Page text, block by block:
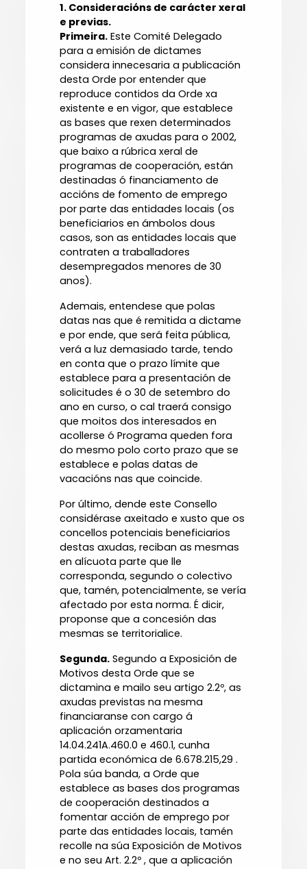
1. Consideracións de carácter xeral
e previas.
Primeira. Este Comité Delegado
para a emisión de dictames
considera innecesaria a publicación
desta Orde por entender que
reproduce contidos da Orde xa
existente e en vigor, que establece
as bases que rexen determinados
programas de axudas para o 2002,
que baixo a rúbrica xeral de
programas de cooperación, están
destinadas ó financiamento de
accións de fomento de emprego
por parte das entidades locais (os
beneficiarios en ámbolos dous
casos, son as entidades locais que
contraten a traballadores
desempregados menores de 30
anos).
Ademais, entendese que polas
datas nas que é remitida a dictame
e por ende, que será feita pública,
verá a luz demasiado tarde, tendo
en conta que o prazo límite que
establece para a presentación de
solicitudes é o 30 de setembro do
ano en curso, o cal traerá consigo
que moitos dos interesados en
acollerse ó Programa queden fora
do mesmo polo corto prazo que se
establece e polas datas de
vacacións nas que coincide.
Por último, dende este Consello
considérase axeitado e xusto que os
concellos potenciais beneficiarios
destas axudas, reciban as mesmas
en alícuota parte que lle
corresponda, segundo o colectivo
que, tamén, potencialmente, se vería
afectado por esta norma. É dicir,
proponse que a concesión das
mesmas se territorialice.
Segunda. Segundo a Exposición de
Motivos desta Orde que se
dictamina e mailo seu artigo 2.2º, as
axudas previstas na mesma
financiaranse con cargo á
aplicación orzamentaria
14.04.241A.460.0 e 460.1, cunha
partida económica de 6.678.215,29 .
Pola súa banda, a Orde que
establece as bases dos programas
de cooperación destinados a
fomentar acción de emprego por
parte das entidades locais, tamén
recolle na súa Exposición de Motivos
e no seu Art. 2.2º , que a aplicación